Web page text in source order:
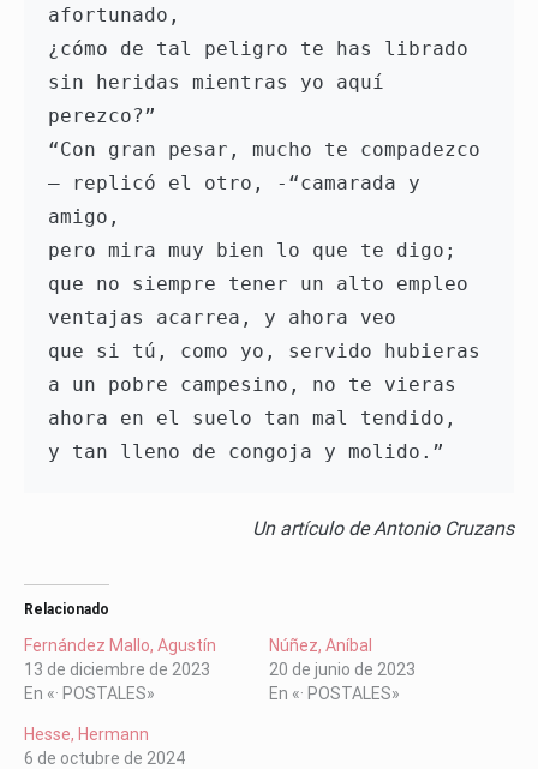
afortunado,
¿cómo de tal peligro te has librado
sin heridas mientras yo aquí
perezco?”
– replicó el otro, -“camarada y
amigo,
pero mira muy bien lo que te digo;
que no siempre tener un alto empleo
ventajas acarrea, y ahora veo
a un pobre campesino, no te vieras
ahora en el suelo tan mal tendido,
y tan lleno de congoja y molido.”
Un artículo de Antonio Cruzans
Relacionado
Fernández Mallo, Agustín
13 de diciembre de 2023
En «· POSTALES»
Núñez, Aníbal
20 de junio de 2023
En «· POSTALES»
Hesse, Hermann
6 de octubre de 2024